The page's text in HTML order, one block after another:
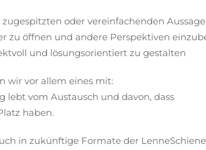
oder vereinfachenden
zu öffnen und andere Perspektiven
und lösungsorientiert zu gestalten
wir vor allem eines mit:
lebt vom Austausch und davon, dass
haben.
in zukünftige Formate der LenneSchiene